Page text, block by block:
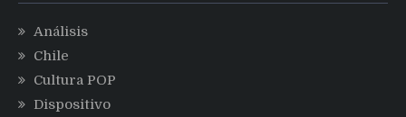
Análisis
Chile
Cultura POP
Dispositivo